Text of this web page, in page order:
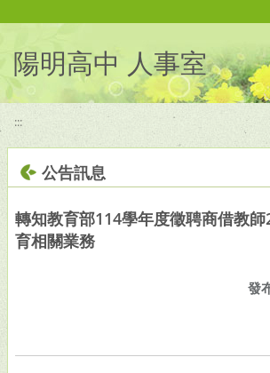
陽明高中 人事室
:::
公告訊息
轉知教育部114學年度徵聘商借教
育相關業務
發